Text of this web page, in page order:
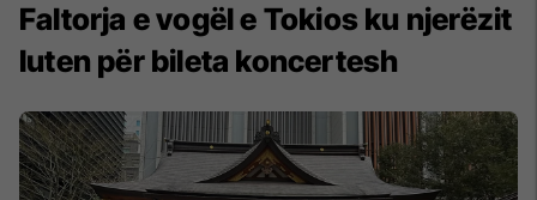
Faltorja e vogël e Tokios ku njerëzit
luten për bileta koncertesh